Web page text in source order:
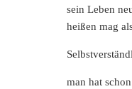
sein Leben
heißen mag
man hat